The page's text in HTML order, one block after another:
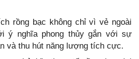
rồng bạc không chỉ vì vẻ ngoài
ý nghĩa phong thủy gắn với sự
và thu hút năng lượng tích cực.